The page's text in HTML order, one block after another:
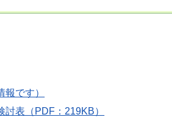
です）
討表（PDF：219KB）